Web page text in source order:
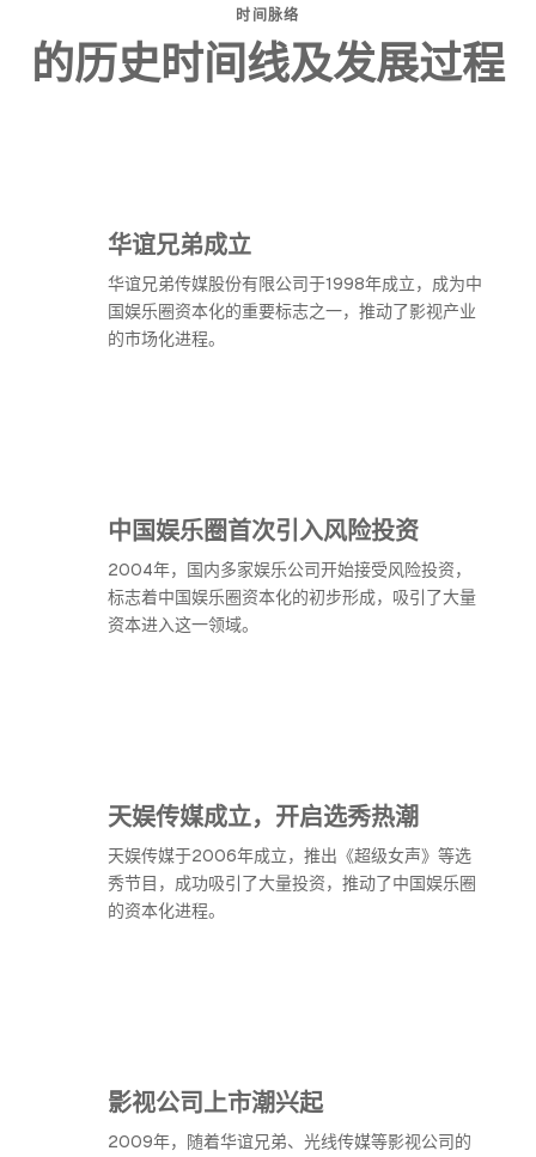
时间脉络
的历史时间线及发展过程
华谊兄弟成立
华谊兄弟传媒股份有限公司于1998年成立，成为中
国娱乐圈资本化的重要标志之一，推动了影视产业
的市场化进程。
中国娱乐圈首次引入风险投资
2004年，国内多家娱乐公司开始接受风险投资，
标志着中国娱乐圈资本化的初步形成，吸引了大量
资本进入这一领域。
天娱传媒成立，开启选秀热潮
天娱传媒于2006年成立，推出《超级女声》等选
秀节目，成功吸引了大量投资，推动了中国娱乐圈
的资本化进程。
影视公司上市潮兴起
2009年，随着华谊兄弟、光线传媒等影视公司的